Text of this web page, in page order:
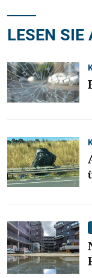
LESEN SIE